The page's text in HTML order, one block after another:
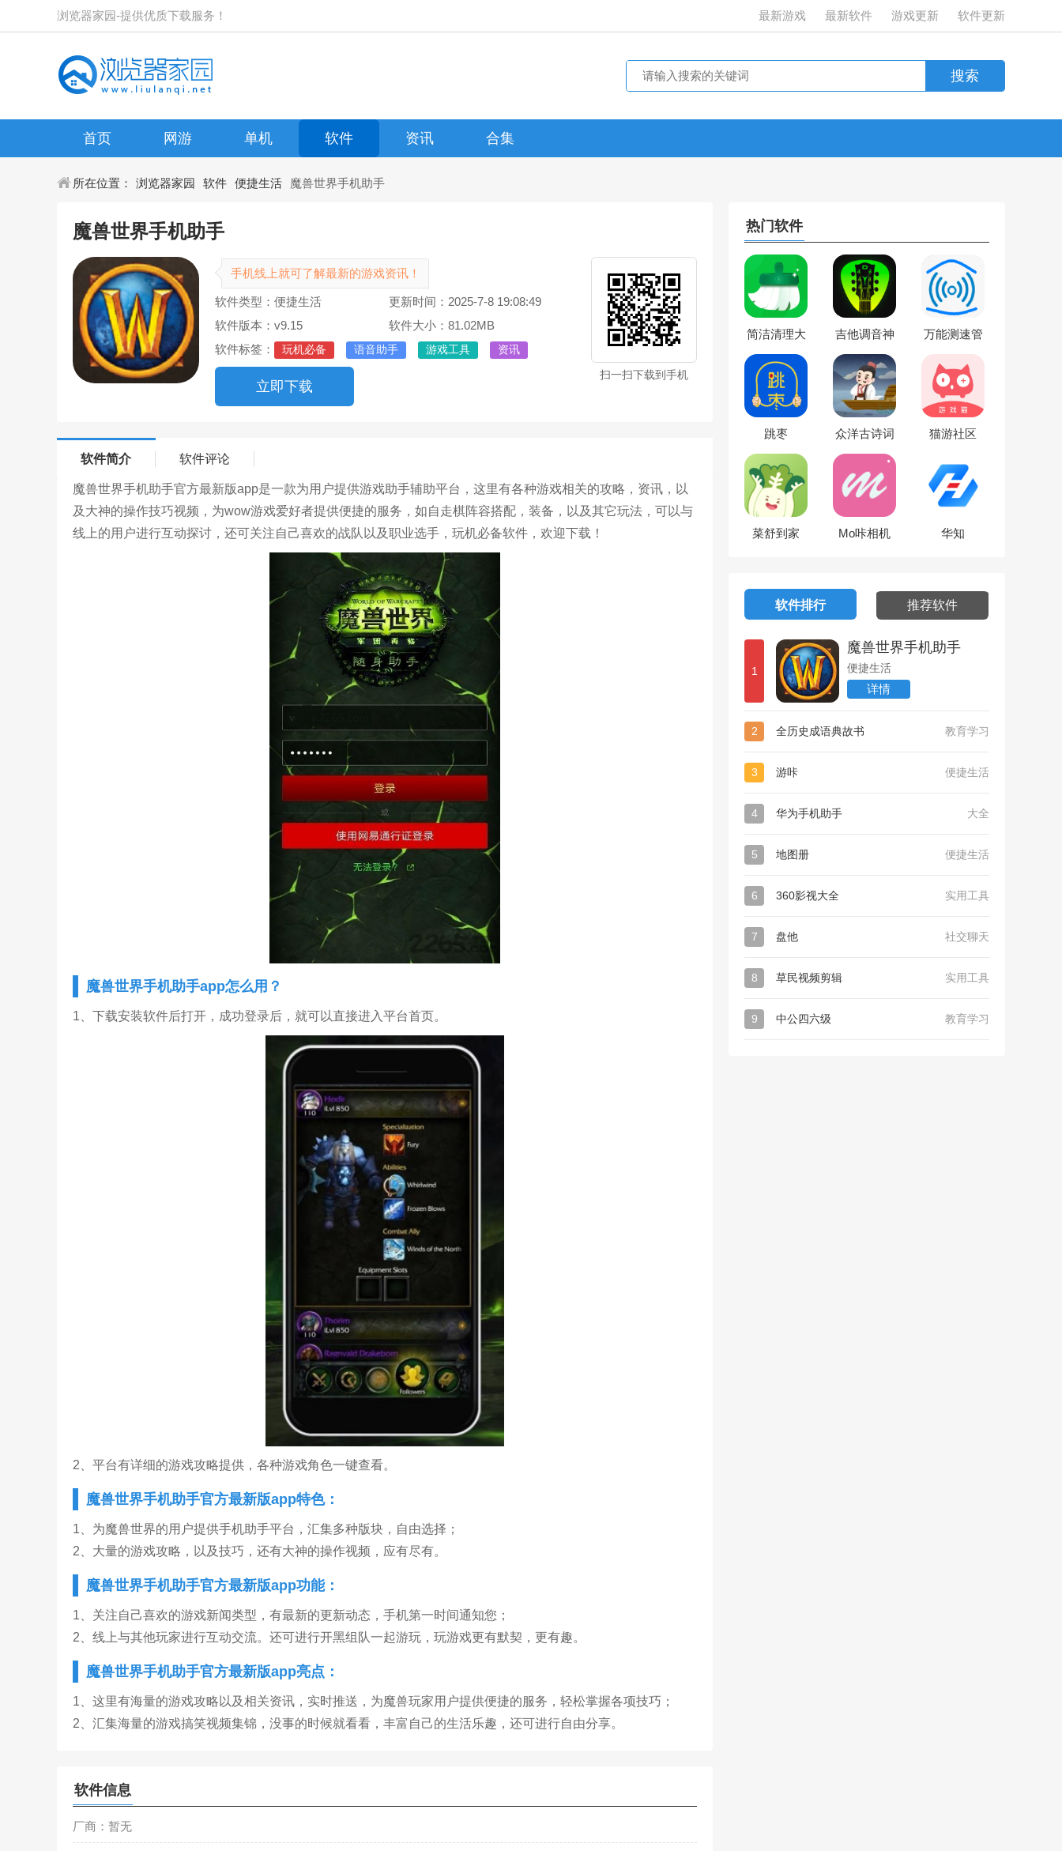
浏览器家园-提供优质下载服务！ 最新游戏 最新软件 游戏更新 软件更新
首页 网游 单机 软件 资讯 合集
所在位置： 浏览器家园 软件 便捷生活 魔兽世界手机助手
魔兽世界手机助手
手机线上就可了解最新的游戏资讯！
软件类型：便捷生活
更新时间：2025-7-8 19:08:49
软件版本：v9.15
软件大小：81.02MB
软件标签：
玩机必备 语音助手 游戏工具 资讯
立即下载
扫一扫下载到手机
软件简介 软件评论
魔兽世界手机助手官方最新版app是一款为用户提供游戏助手辅助平台，这里有各种游戏相关的攻略，资讯，以
及大神的操作技巧视频，为wow游戏爱好者提供便捷的服务，如自走棋阵容搭配，装备，以及其它玩法，可以与
线上的用户进行互动探讨，还可关注自己喜欢的战队以及职业选手，玩机必备软件，欢迎下载！
魔兽世界手机助手app怎么用？
1、下载安装软件后打开，成功登录后，就可以直接进入平台首页。
2、平台有详细的游戏攻略提供，各种游戏角色一键查看。
魔兽世界手机助手官方最新版app特色：
1、为魔兽世界的用户提供手机助手平台，汇集多种版块，自由选择；
2、大量的游戏攻略，以及技巧，还有大神的操作视频，应有尽有。
魔兽世界手机助手官方最新版app功能：
1、关注自己喜欢的游戏新闻类型，有最新的更新动态，手机第一时间通知您；
2、线上与其他玩家进行互动交流。还可进行开黑组队一起游玩，玩游戏更有默契，更有趣。
魔兽世界手机助手官方最新版app亮点：
1、这里有海量的游戏攻略以及相关资讯，实时推送，为魔兽玩家用户提供便捷的服务，轻松掌握各项技巧；
2、汇集海量的游戏搞笑视频集锦，没事的时候就看看，丰富自己的生活乐趣，还可进行自由分享。
软件信息
厂商：暂无
热门软件
简洁清理大
吉他调音神
万能测速管
跳枣 众洋古诗词 猫游社区
菜舒到家 Mo咔相机 华知
软件排行 推荐软件
1
魔兽世界手机助手
便捷生活
详情
2 全历史成语典故书 教育学习
3 游咔 便捷生活
4 华为手机助手 大全
5 地图册 便捷生活
6 360影视大全 实用工具
7 盘他 社交聊天
8 草民视频剪辑 实用工具
9 中公四六级 教育学习